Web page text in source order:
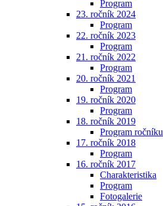
Program
23. ročník 2024
Program
22. ročník 2023
Program
21. ročník 2022
Program
20. ročník 2021
Program
19. ročník 2020
Program
18. ročník 2019
Program ročníku
17. ročník 2018
Program
16. ročník 2017
Charakteristika
Program
Fotogalerie